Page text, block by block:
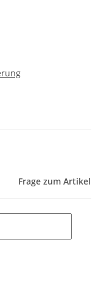
Frage zum Artikel